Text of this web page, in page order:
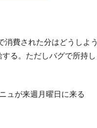
消費された分はどうしよう
る。ただしバグで所持し
ュが来週月曜日に来る